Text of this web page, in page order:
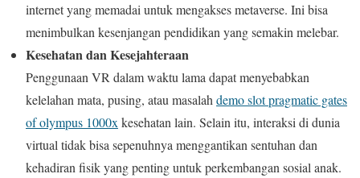
internet yang memadai untuk mengakses metaverse. Ini bisa
menimbulkan kesenjangan pendidikan yang semakin melebar.
Kesehatan dan Kesejahteraan
Penggunaan VR dalam waktu lama dapat menyebabkan
kelelahan mata, pusing, atau masalahdemo slot pragmatic gates
of olympus 1000xkesehatan lain. Selain itu, interaksi di dunia
virtual tidak bisa sepenuhnya menggantikan sentuhan dan
kehadiran fisik yang penting untuk perkembangan sosial anak.